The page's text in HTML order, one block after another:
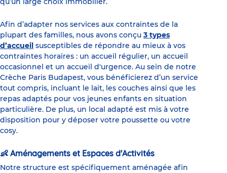
Afin d’adapter nos services aux contraintes de la
plupart des familles, nous avons conçu 3 types
d’accueil susceptibles de répondre au mieux à vos
contraintes horaires : un accueil régulier, un accueil
occasionnel et un accueil d'urgence. Au sein de notre
Crèche Paris Budapest, vous bénéficierez d’un service
tout compris, incluant le lait, les couches ainsi que les
repas adaptés pour vos jeunes enfants en situation
particulière. De plus, un local adapté est mis à votre
disposition pour y déposer votre poussette ou votre
cosy.
👶 Aménagements et Espaces d'Activités
Notre structure est spécifiquement aménagée afin